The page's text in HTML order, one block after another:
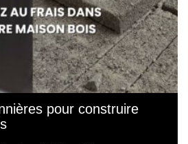
pour construire